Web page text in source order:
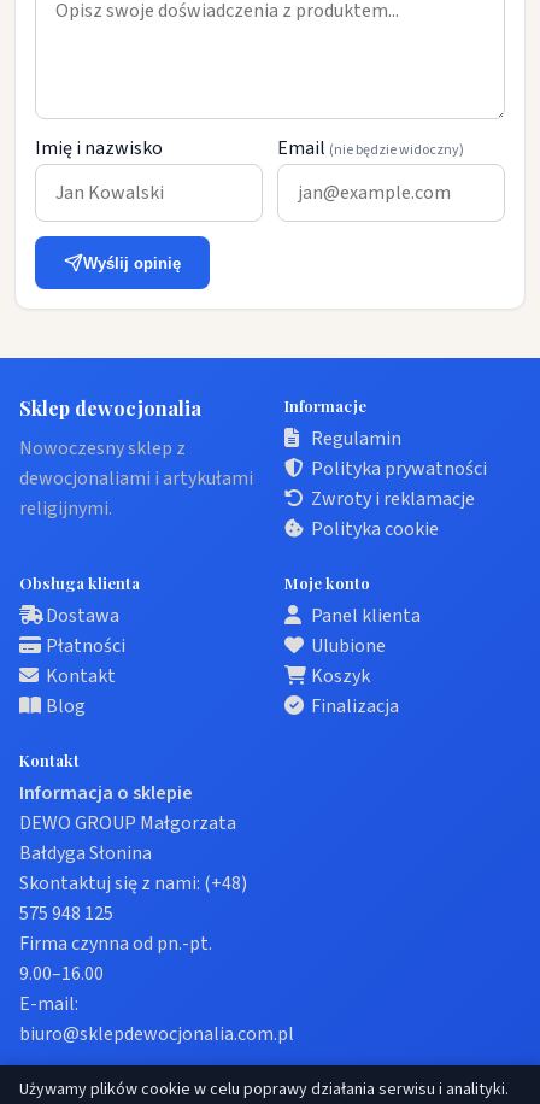
Imię i nazwisko Email (nie będzie widoczny)
Wyślij opinię
Sklep dewocjonalia
Nowoczesny sklep z
dewocjonaliami i artykułami
religijnymi.
Informacje
Regulamin
Polityka prywatności
Zwroty i reklamacje
Polityka cookie
Obsługa klienta
Dostawa
Płatności
Kontakt
Blog
Moje konto
Panel klienta
Ulubione
Koszyk
Finalizacja
Kontakt
Informacja o sklepie
DEWO GROUP Małgorzata
Bałdyga Słonina
Skontaktuj się z nami: (+48)
575 948 125
Firma czynna od pn.-pt.
9.00–16.00
E-mail:
biuro@sklepdewocjonalia.com.pl
Używamy plików cookie w celu poprawy działania serwisu i analityki.